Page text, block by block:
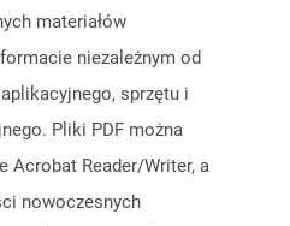
materiałów
niezależnym od
sprzętu i
Pliki PDF można
Acrobat Reader/Writer, a
nowoczesnych